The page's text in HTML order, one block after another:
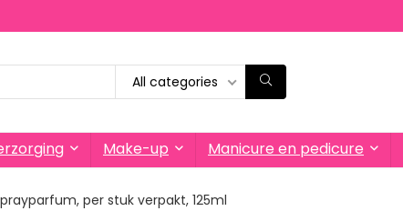
All categories
Make-up Manicure en pedicure
per stuk verpakt, 125ml